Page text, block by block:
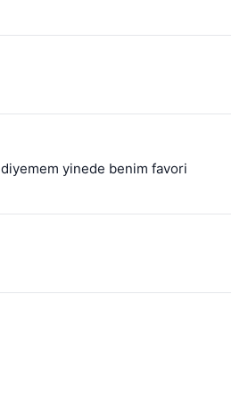
diyemem yinede benim favori